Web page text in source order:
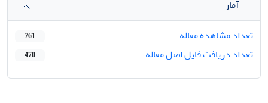
آمار
تعداد مشاهده مقاله
761
تعداد دریافت فایل اصل مقاله 470